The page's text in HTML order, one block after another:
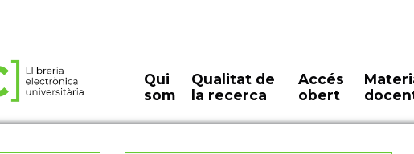
Qui
som
Qualitat de
la recerca
Accés
obert